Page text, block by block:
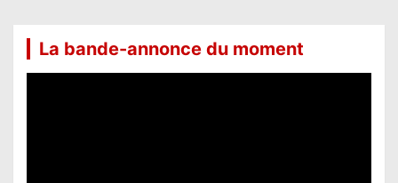
La bande-annonce du moment